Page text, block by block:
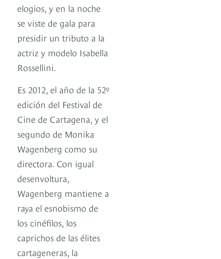
elogios, y en la noche
se viste de gala para
presidir un tributo a la
actriz y modelo Isabella
Rossellini.
Es 2012, el año de la 52º
edición del Festival de
Cine de Cartagena, y el
segundo de Monika
Wagenberg como su
directora. Con igual
desenvoltura,
Wagenberg mantiene a
raya el esnobismo de
los cinéfilos, los
caprichos de las élites
cartageneras, la